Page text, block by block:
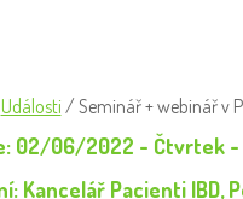
Události / Seminář + webinář v
02/06/2022 - Čtvrtek -
Kancelář Pacienti IBD,